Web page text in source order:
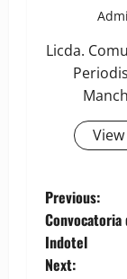
Licda.
P
o
Previous:
Indotel
Next: